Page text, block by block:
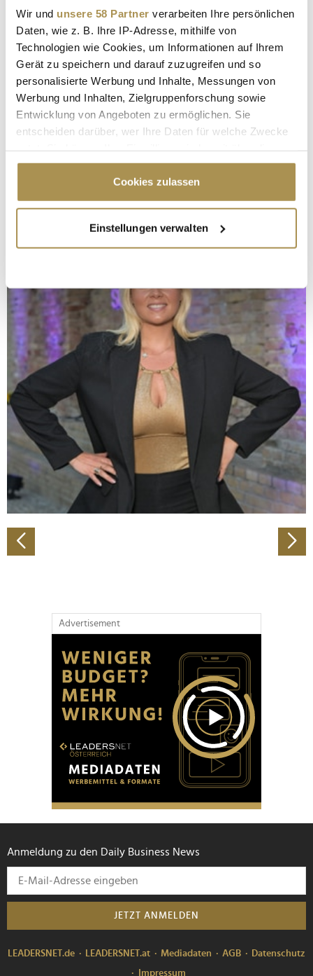
Wir und unsere 58 Partner verarbeiten Ihre persönlichen
Daten, wie z. B. Ihre IP-Adresse, mithilfe von
Technologien wie Cookies, um Informationen auf Ihrem
Gerät zu speichern und darauf zuzugreifen und so
personalisierte Werbung und Inhalte, Messungen von
Werbung und Inhalten, Zielgruppenforschung sowie
Entwicklung von Angeboten zu ermöglichen. Sie
entscheiden darüber, wer Ihre Daten für welche Zwecke
Cookie-Erklärung oder durch Klicken auf das Privacy
Trigger Symbol ändern oder widerrufen
Informationen über Ihre geografische Lage
erfassen, welche bis auf einige Meter genau sein
bestimmten Merkmalen (Fingerprinting) identifizieren
Erfahren Sie mehr darüber, wie Ihre persönlichen Daten
verarbeitet werden, und legen Sie Ihre Präferenzen im
Abschnitt Einzelheiten
fest.
Wir verwenden Cookies, um Inhalte und Anzeigen zu
personalisieren, Funktionen für soziale Medien anbieten
zu können und die Zugriffe auf unsere Website zu
analysieren. Außerdem geben wir Informationen zu Ihrer
Verwendung unserer Website an unsere Partner für
soziale Medien, Werbung und Analysen weiter. Unsere
Partner führen diese Informationen möglicherweise mit
weiteren Daten zusammen, die Sie ihnen bereitgestellt
gesammelt haben.
Cookies zulassen
Einstellungen verwalten
Advertisement
Anmeldung zu den Daily Business News
JETZT ANMELDEN
LEADERSNET.de LEADERSNET.at Mediadaten AGB
Datenschutz
Impressum